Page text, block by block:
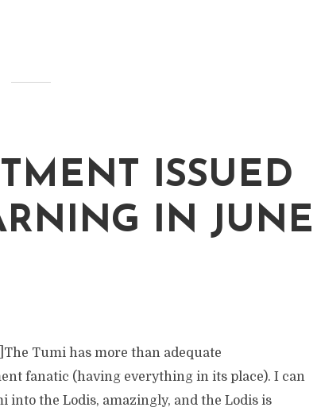
ISSUED
IN JUNE
Tumi has more than adequate
fanatic (having everything in its place). I can
the Lodis, amazingly, and the Lodis is